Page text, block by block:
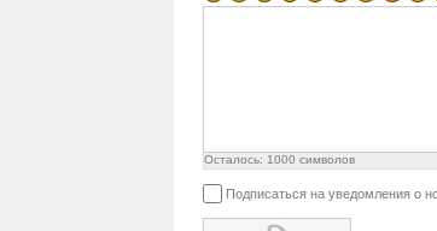
Осталось: 1000 символов
Подписаться на уведомления о